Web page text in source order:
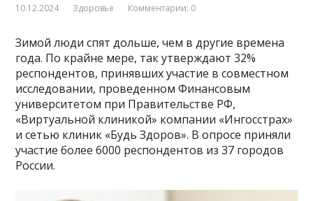
10.12.2024 Здоровье Комментарии: 0
Зимой люди спят дольше, чем в другие времена
года. По крайне мере, так утверждают 32%
респондентов, принявших участие в совместном
исследовании, проведенном Финансовым
университетом при Правительстве РФ,
«Виртуальной клиникой» компании «Ингосстрах»
и сетью клиник «Будь Здоров». В опросе приняли
участие более 6000 респондентов из 37 городов
России.